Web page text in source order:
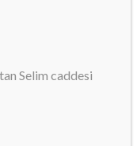
Selim caddesi